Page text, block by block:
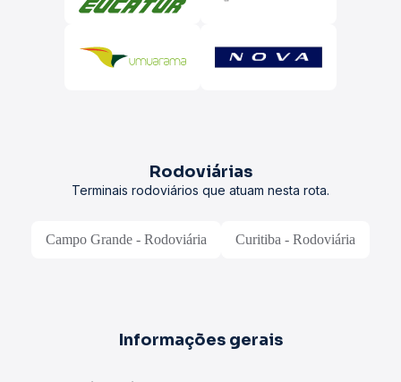
Rodoviárias
Terminais rodoviários que atuam nesta rota.
Campo Grande - Rodoviária Curitiba - Rodoviária
Informações gerais